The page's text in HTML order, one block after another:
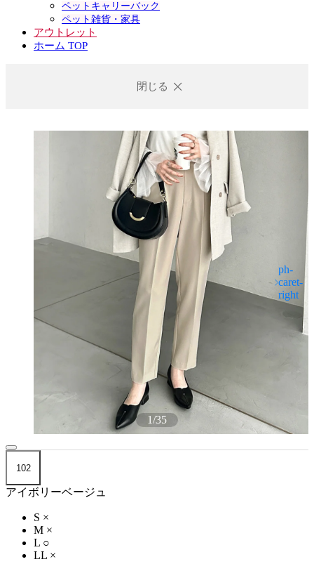
ペットキャリーバック
ペット雑貨・家具
アウトレット
ホーム TOP
閉じる
1/35
102
アイボリーベージュ
S ×
M ×
L ○
LL ×